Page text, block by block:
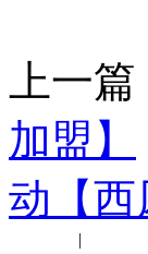
上一篇
加盟】
动【西
|